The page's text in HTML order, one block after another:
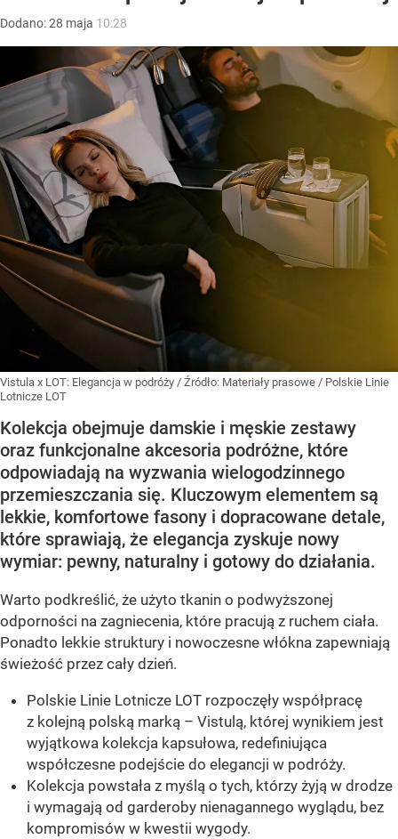
Dodano:28 maja 10:28
Vistula x LOT: Elegancja w podróży / Źródło: Materiały prasowe / Polskie Linie
Lotnicze LOT
Kolekcja obejmuje damskie i męskie zestawy
oraz funkcjonalne akcesoria podróżne, które
odpowiadają na wyzwania wielogodzinnego
przemieszczania się. Kluczowym elementem są
lekkie, komfortowe fasony i dopracowane detale,
które sprawiają, że elegancja zyskuje nowy
wymiar: pewny, naturalny i gotowy do działania.
Warto podkreślić, że użyto tkanin o podwyższonej
odporności na zagniecenia, które pracują z ruchem ciała.
Ponadto lekkie struktury i nowoczesne włókna zapewniają
świeżość przez cały dzień.
Polskie Linie Lotnicze LOT rozpoczęły współpracę
z kolejną polską marką – Vistulą, której wynikiem jest
wyjątkowa kolekcja kapsułowa, redefiniująca
współczesne podejście do elegancji w podróży.
Kolekcja powstała z myślą o tych, którzy żyją w drodze
i wymagają od garderoby nienagannego wyglądu, bez
kompromisów w kwestii wygody.